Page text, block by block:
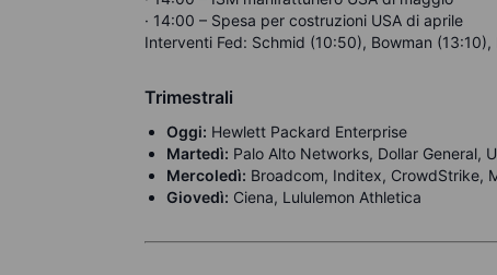
· 14:00 – Spesa per costruzioni USA di aprile
Interventi Fed: Schmid (10:50), Bowman
Trimestrali
Oggi: Hewlett Packard Enterprise
Martedì: Palo Alto Networks, Dollar General,
Mercoledì: Broadcom, Inditex, CrowdStrike,
Giovedì: Ciena, Lululemon Athletica